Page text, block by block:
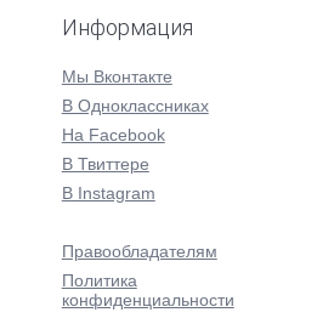
Информация
Мы Вконтакте
В Одноклассниках
На Facebook
В Твиттере
В Instagram
Правообладателям
Политика
конфиденциальности